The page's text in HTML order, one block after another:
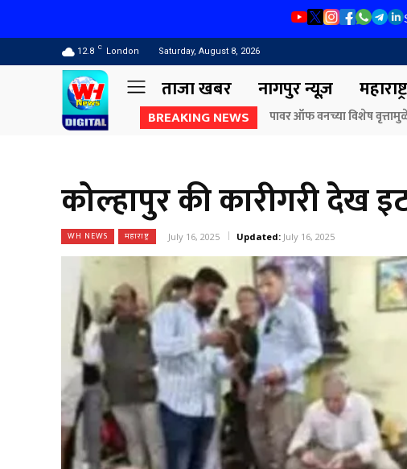
12.8 C London Saturday, August 8, 2026
ताजा खबर नागपुर न्यूज़ महाराष्ट्र
BREAKING NEWS
पावर ऑफ वनच्या विशेष वृत्तामुळे
राज्यपाल जिष्णु देव वर्मा व
कोल्हापुर की कारीगरी देख
WH NEWS महाराष्ट्र July 16, 2025 Updated: July 16, 2025